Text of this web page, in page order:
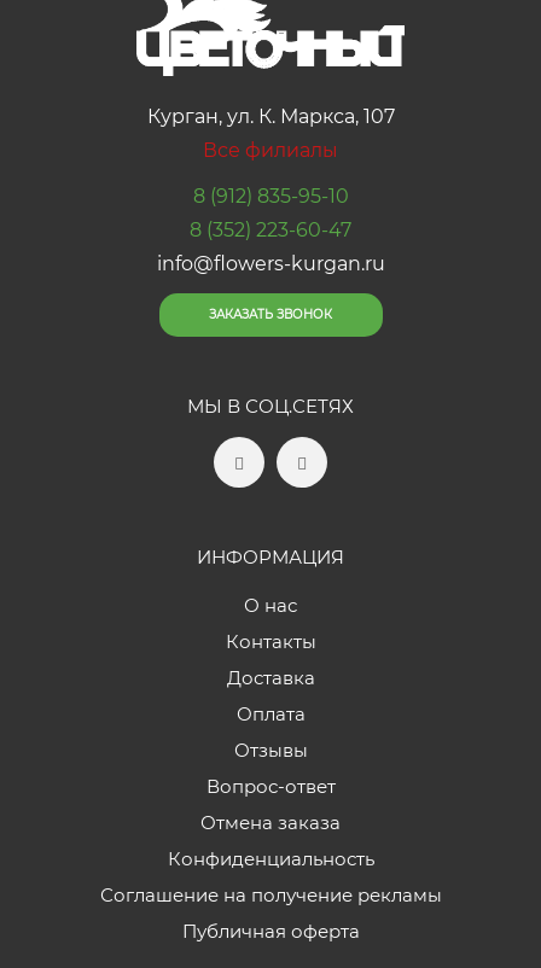
Курган, ул. К. Маркса, 107
Все филиалы
8 (912) 835-95-10
8 (352) 223-60-47
info@flowers-kurgan.ru
ЗАКАЗАТЬ ЗВОНОК
МЫ В СОЦ.СЕТЯХ
ИНФОРМАЦИЯ
О нас
Контакты
Доставка
Оплата
Отзывы
Вопрос-ответ
Отмена заказа
Конфиденциальность
Соглашение на получение рекламы
Публичная оферта